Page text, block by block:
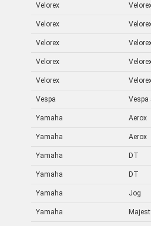
Velorex
Velorex
Velorex
Velorex
Velorex
Vespa
Yamaha Aerox
Yamaha Aerox
Yamaha DT
Yamaha DT
Yamaha Jog
Yamaha